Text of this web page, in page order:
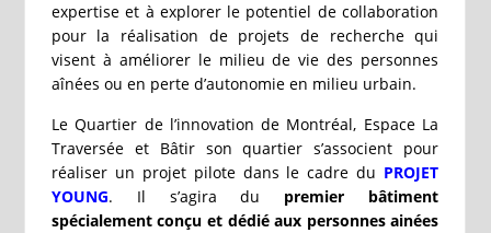
expertise et à explorer le potentiel de collaboration
pour la réalisation de projets de recherche qui
visent à améliorer le milieu de vie des personnes
aînées ou en perte d’autonomie en milieu urbain.
Le Quartier de l’innovation de Montréal, Espace La
Traversée et Bâtir son quartier s’associent pour
réaliser un projet pilote dans le cadre du PROJET
YOUNG. Il s’agira du premier bâtiment
spécialement conçu et dédié aux personnes ainées